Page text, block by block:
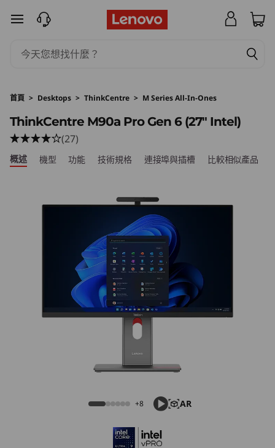
T
n
k
C
e
跳至主要內容
首頁 > Desktops > ThinkCentre > M Series All-In-Ones
ThinkCentre M90a Pro Gen 6 (27ʺ Intel)
(27)
概述 機型 功能 技術規格 連接埠與插槽 比較相似產品
+8 AR